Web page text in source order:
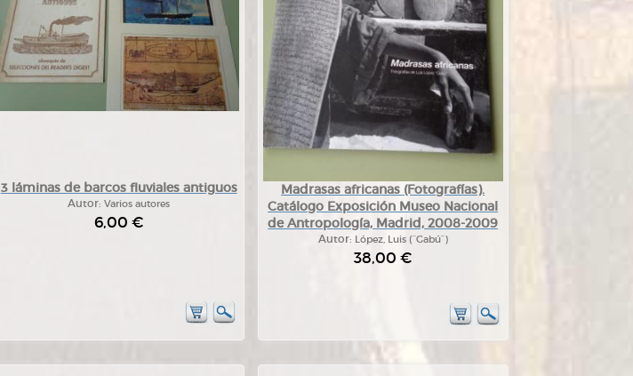
3 láminas de barcos fluviales antiguos
Autor:Varios autores
6,00 €
Madrasas africanas (Fotografías).
Catálogo Exposición Museo Nacional
de Antropología, Madrid, 2008-2009
Autor: López, Luis (¨Gabú¨)
38,00 €